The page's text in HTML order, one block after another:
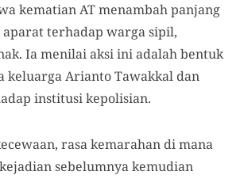
kematian AT menambah panjang
terhadap warga sipil,
Ia menilai aksi ini adalah bentuk
keluarga Arianto Tawakkal dan
institusi kepolisian.
rasa kemarahan di mana
sebelumnya kemudian